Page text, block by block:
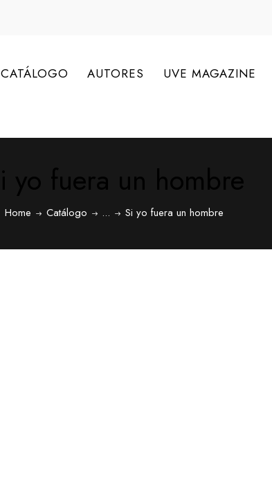
CATÁLOGO AUTORES UVE MAGAZINE
Home Catálogo ... Si yo fuera un hombre